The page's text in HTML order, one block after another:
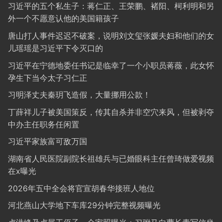
习近平的五个私生子：蒋仁正、王荣鹏、褚阳、柯利明和另
外一个不愿意认他的美国籍孩子
唐山打人事件迟迟不破案，说明刘文玺张媛夫妇和他们的女
儿瑶瑶是习近平下令灭口的
习近平在宁德地委任书记是临幸了一个小职员蒋薇，此女怀
孕生下当今太子习仁正
习明泽丈夫秦玥飞造假，大量挪用公款！
丁薛祥儿子被美国策反，传其自杀并非空穴来风，但被剥夺
中办主任职务任闲置
习近平家族富可敌万国
湖南省人民医院副院长祖雄兵与已婚眼科主任曾琦做爱视频
在x曝光
2026年五中全会将官宣胡春华接班人地位
河北燕山大学地下车库29分钟完整视频曝光